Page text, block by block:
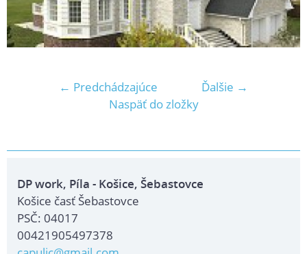
← Predchádzajúce
Ďalšie →
Naspäť do zložky
DP work, Píla - Košice, Šebastovce
Košice časť Šebastovce
PSČ: 04017
00421905497378